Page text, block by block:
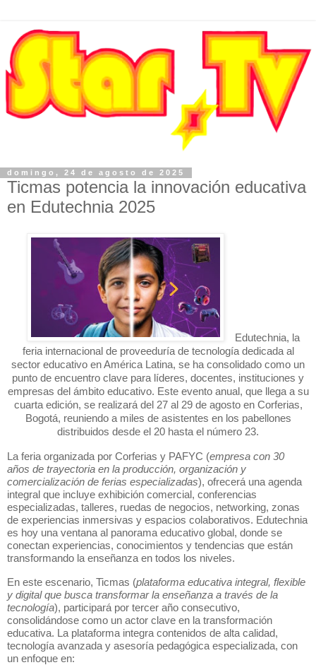
domingo, 24 de agosto de 2025
Ticmas potencia la innovación educativa
en Edutechnia 2025
Edutechnia, la
feria internacional de proveeduría de tecnología dedicada al
sector educativo en América Latina, se ha consolidado como un
punto de encuentro clave para líderes, docentes, instituciones y
empresas del ámbito educativo. Este evento anual, que llega a su
cuarta edición, se realizará del 27 al 29 de agosto en Corferias,
Bogotá, reuniendo a miles de asistentes en los pabellones
distribuidos desde el 20 hasta el número 23.
La feria organizada por Corferias y PAFYC (empresa con 30
años de trayectoria en la producción, organización y
comercialización de ferias especializadas), ofrecerá una agenda
integral que incluye exhibición comercial, conferencias
especializadas, talleres, ruedas de negocios, networking, zonas
de experiencias inmersivas y espacios colaborativos. Edutechnia
es hoy una ventana al panorama educativo global, donde se
conectan experiencias, conocimientos y tendencias que están
transformando la enseñanza en todos los niveles.
En este escenario, Ticmas (plataforma educativa integral, flexible
y digital que busca transformar la enseñanza a través de la
tecnología), participará por tercer año consecutivo,
consolidándose como un actor clave en la transformación
educativa. La plataforma integra contenidos de alta calidad,
tecnología avanzada y asesoría pedagógica especializada, con
un enfoque en: